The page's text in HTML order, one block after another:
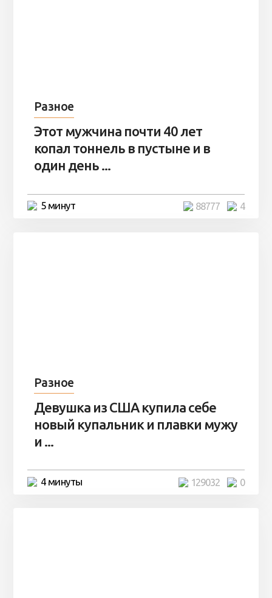
Разное
Этот мужчина почти 40 лет
копал тоннель в пустыне и в
один день ...
5 минут 4
88777
Разное
Девушка из США купила себе
новый купальник и плавки мужу
и ...
4 минуты 0
129032